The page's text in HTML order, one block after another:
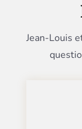
Jean-Louis